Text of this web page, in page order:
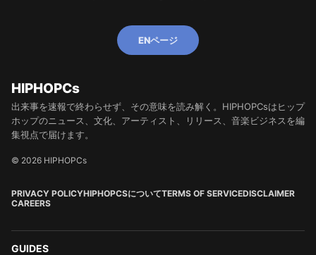
ENページ
HIPHOPCs
出来事を速報で終わらせず、その意味を読み解く。HIPHOPCsはヒップ
ホップのニュース、文化、アーティスト、リリース、音楽ビジネスを編
集視点で届けます。
© 2026 HIPHOPCs
PRIVACY POLICYHIPHOPCSについてTERMS OF SERVICEDISCLAIMER
CAREERS
GUIDES